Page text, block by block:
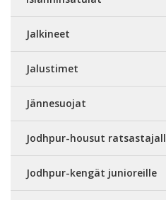
Jalkineet
Jalustimet
Jännesuojat
Jodhpur-housut
Jodhpur-kengät junioreille